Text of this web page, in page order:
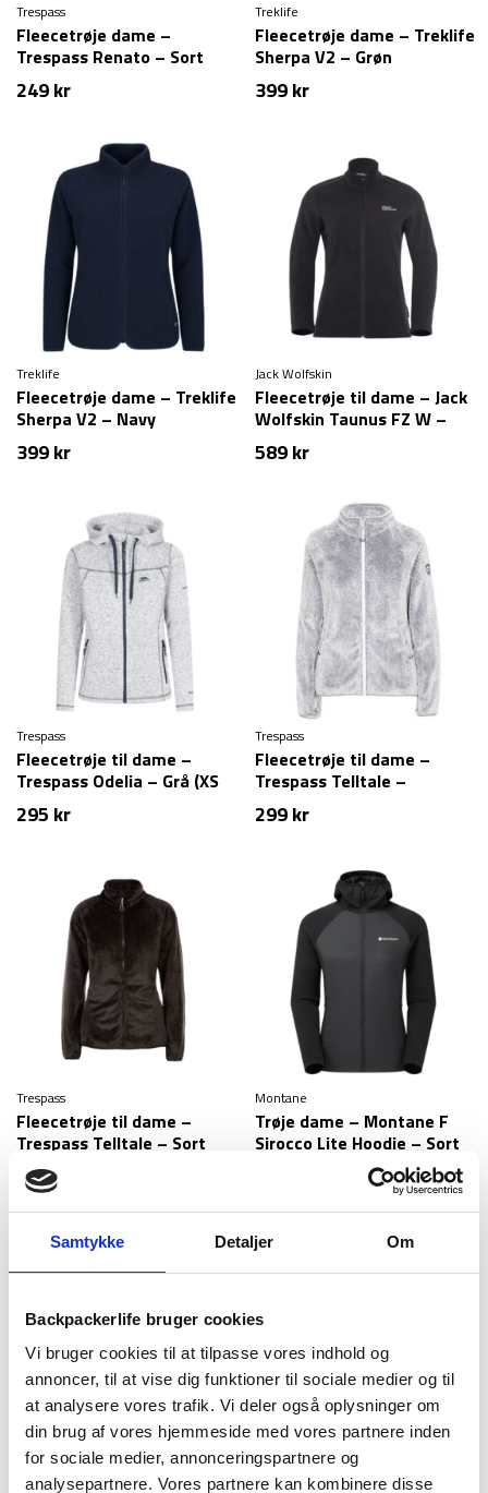
Samtykke Detaljer Om
Backpackerlife bruger cookies
Vi bruger cookies til at tilpasse vores indhold og
annoncer, til at vise dig funktioner til sociale medier og til
at analysere vores trafik. Vi deler også oplysninger om
din brug af vores hjemmeside med vores partnere inden
for sociale medier, annonceringspartnere og
analysepartnere. Vores partnere kan kombinere disse
Trespass
Fleecetrøje dame –
Trespass Renato – Sort
249kr
Treklife
Fleecetrøje dame – Treklife
Sherpa V2 – Grøn
399kr
Treklife
Fleecetrøje dame – Treklife
Sherpa V2 – Navy
399kr
Jack Wolfskin
Fleecetrøje til dame – Jack
Wolfskin Taunus FZ W –
Sort
589kr
Trespass
Fleecetrøje til dame –
Trespass Odelia – Grå (XS
tilbage)
295 kr
Trespass
Fleecetrøje til dame –
Trespass Telltale –
Hvid/Grå
299kr
Trespass
Fleecetrøje til dame –
Trespass Telltale – Sort
299kr
Montane
Trøje dame – Montane F
Sirocco Lite Hoodie – Sort
Fleecetrøjer til dame
Fleecetrøjen er en klassiker i outdoor-sammenhænge, og det er med
god grund, da den er brugbar til alle mulige former for
udendørsaktiviteter. Trøjen kan både bruges som mellemlag under en
jakke i de køligere måneder, mens den kan bruges som yderlag i de
lunere sommermåneder.Ember trøje fra Highlanderer et solidt bud
på en god og anvendelig fleecetrøje, der med slimfit er let at holde
varmen i, mens den også sidder godt under jakken. Den kan både
bruges som trøje til dit næste outdoor eventyr, men den kan også